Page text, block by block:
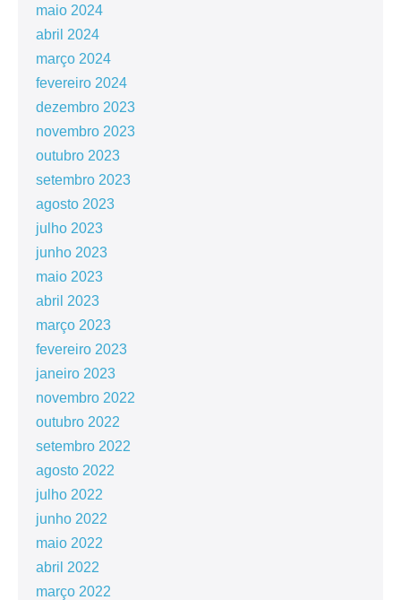
maio 2024
abril 2024
março 2024
fevereiro 2024
dezembro 2023
novembro 2023
outubro 2023
setembro 2023
agosto 2023
julho 2023
junho 2023
maio 2023
abril 2023
março 2023
fevereiro 2023
janeiro 2023
novembro 2022
outubro 2022
setembro 2022
agosto 2022
julho 2022
junho 2022
maio 2022
abril 2022
março 2022